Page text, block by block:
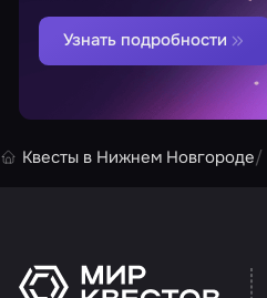
Узнать подробности
Квесты в Нижнем Новгороде